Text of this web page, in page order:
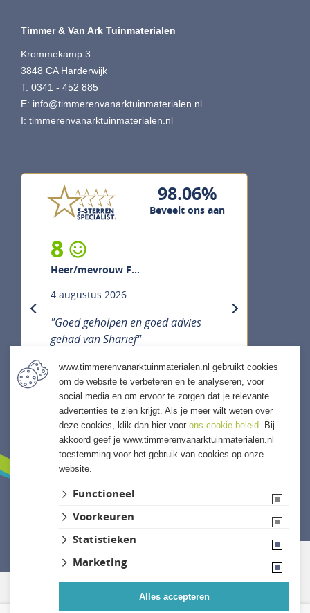
Timmer & Van Ark Tuinmaterialen
Krommekamp 3
3848 CA Harderwijk
T: 0341 - 452 885
E: info@timmerenvanarktuinmaterialen.nl
I: timmerenvanarktuinmaterialen.nl
98.06%
Beveelt ons aan
8
Heer/mevrouw F...
4 augustus 2026
"Goed geholpen en goed advies
gehad van Sharief"
previous next
ALLE ERVARINGEN
Website ontwikkeld door Lined
www.timmerenvanarktuinmaterialen.nl gebruikt cookies
om de website te verbeteren en te analyseren, voor
social media en om ervoor te zorgen dat je relevante
advertenties te zien krijgt. Als je meer wilt weten over
deze cookies, klik dan hier voor ons cookie beleid. Bij
akkoord geef je www.timmerenvanarktuinmaterialen.nl
toestemming voor het gebruik van cookies op onze
website.
Functioneel
Voorkeuren
Statistieken
Marketing
Alles accepteren